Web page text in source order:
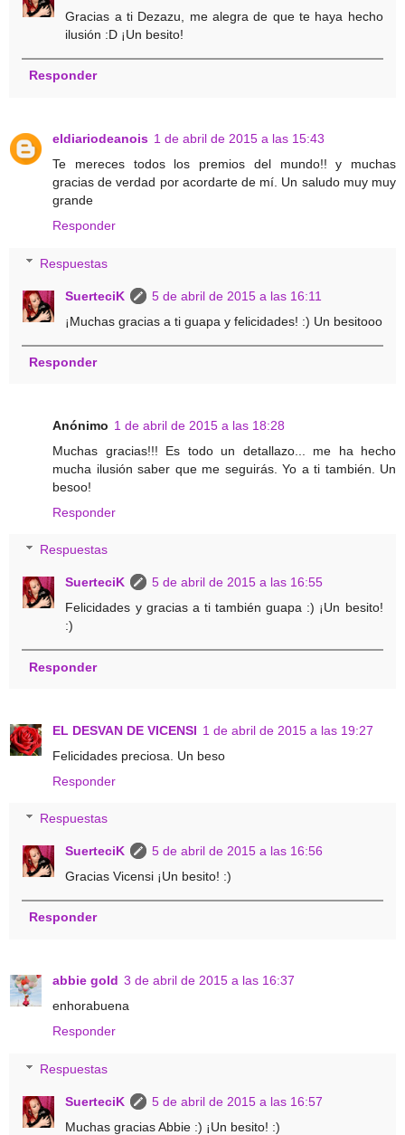
Gracias a ti Dezazu, me alegra de que te haya hecho
ilusión :D ¡Un besito!
Responder
eldiariodeanois 1 de abril de 2015 a las 15:43
Te mereces todos los premios del mundo!! y muchas
gracias de verdad por acordarte de mí. Un saludo muy muy
grande
Responder
Respuestas
SuerteciK
5 de abril de 2015 a las 16:11
¡Muchas gracias a ti guapa y felicidades! :) Un besitooo
Responder
Anónimo 1 de abril de 2015 a las 18:28
Muchas gracias!!! Es todo un detallazo... me ha hecho
mucha ilusión saber que me seguirás. Yo a ti también. Un
besoo!
Responder
Respuestas
SuerteciK
5 de abril de 2015 a las 16:55
Felicidades y gracias a ti también guapa :) ¡Un besito!
:)
Responder
EL DESVAN DE VICENSI 1 de abril de 2015 a las 19:27
Felicidades preciosa. Un beso
Responder
Respuestas
SuerteciK
5 de abril de 2015 a las 16:56
Gracias Vicensi ¡Un besito! :)
Responder
abbie gold 3 de abril de 2015 a las 16:37
enhorabuena
Responder
Respuestas
SuerteciK
5 de abril de 2015 a las 16:57
Muchas gracias Abbie :) ¡Un besito! :)